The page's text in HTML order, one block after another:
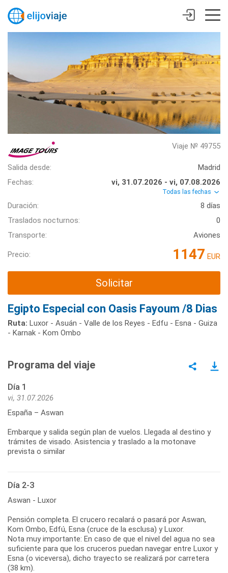
Viaje № 49755
Salida desde:
Madrid
Fechas:
vi, 31.07.2026 - vi, 07.08.2026
Todas las fechas
Duración:
8 días
Traslados nocturnos:
0
Transporte:
Aviones
Precio: 1147 EUR
Solicitar
Egipto Especial con Oasis Fayoum /8 Dias
Ruta: Luxor - Asuán - Valle de los Reyes - Edfu - Esna - Guiza
- Karnak - Kom Ombo
Programa del viaje
Día 1
vi, 31.07.2026
España – Aswan
Embarque y salida según plan de vuelos. Llegada al destino y
trámites de visado. Asistencia y traslado a la motonave
prevista o similar
Día 2-3
Aswan - Luxor
Pensión completa. El crucero recalará o pasará por Aswan,
Kom Ombo, Edfú, Esna (cruce de la esclusa) y Luxor.
Nota muy importante: En caso de que el nivel del agua no sea
suficiente para que los cruceros puedan navegar entre Luxor y
Esna (o viceversa), dicho trayecto se realizará por carretera
(38 km).